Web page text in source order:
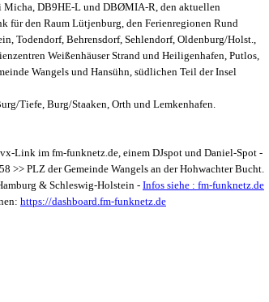
Micha, DB9HE-L und DBØMIA-R, den aktuellen
für den Raum Lütjenburg, den Ferienregionen Rund
Todendorf, Behrensdorf, Sehlendorf, Oldenburg/Holst.,
Weißenhäuser Strand und Heiligenhafen,Putlos,
Wangels und Hansühn, südlichen Teil der Insel
Tiefe, Burg/Staaken, Orth und Lemkenhafen.
Link im fm-funknetz.de, einem DJspot und Daniel-Spot -
>> PLZ der Gemeinde Wangels an der Hohwachter Bucht.
& Schleswig-Holstein - Infos siehe : fm-funknetz.de
https://dashboard.fm-funknetz.de